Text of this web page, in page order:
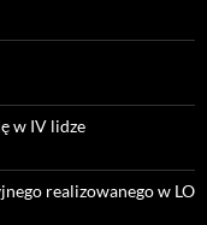
w IV lidze
realizowanego w LO